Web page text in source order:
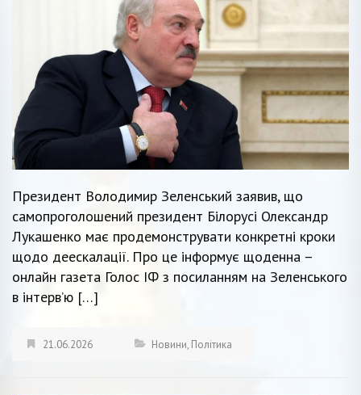
Президент Володимир Зеленський заявив, що
самопроголошений президент Білорусі Олександр
Лукашенко має продемонструвати конкретні кроки
щодо деескалації. Про це інформує щоденна –
онлайн газета Голос ІФ з посиланням на Зеленського
в інтерв’ю […]
21.06.2026 Новини, Політика